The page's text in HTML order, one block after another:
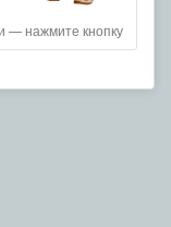
— нажмите кнопку